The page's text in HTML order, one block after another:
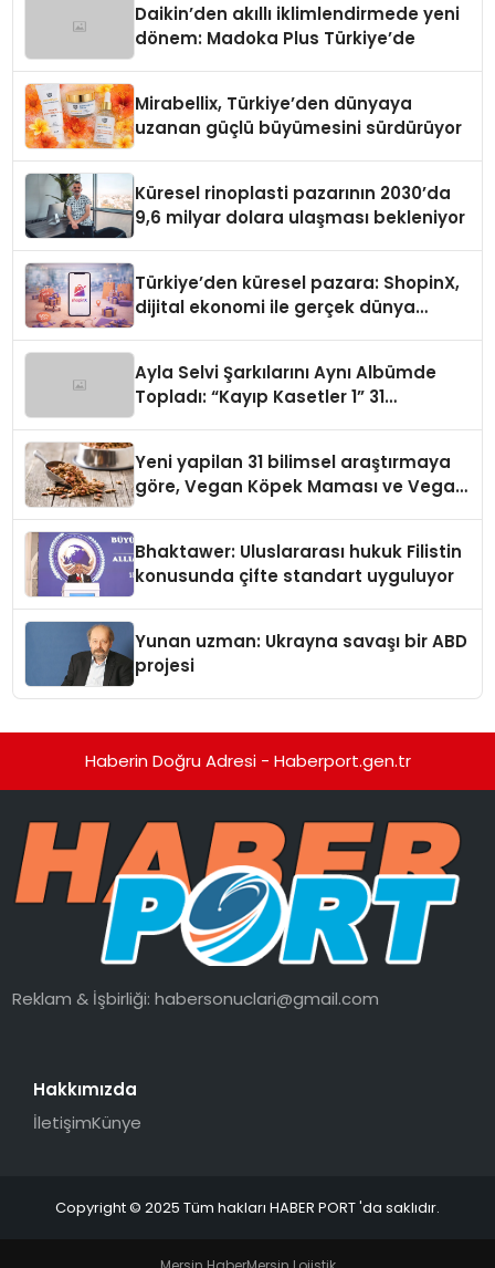
Daikin’den akıllı iklimlendirmede yeni
dönem: Madoka Plus Türkiye’de
Mirabellix, Türkiye’den dünyaya
uzanan güçlü büyümesini sürdürüyor
Küresel rinoplasti pazarının 2030’da
9,6 milyar dolara ulaşması bekleniyor
Türkiye’den küresel pazara: ShopinX,
dijital ekonomi ile gerçek dünya
Ayla Selvi Şarkılarını Aynı Albümde
Topladı: “Kayıp Kasetler 1” 31
Yeni yapilan 31 bilimsel araştırmaya
göre, Vegan Köpek Maması ve Vegan
Bhaktawer: Uluslararası hukuk Filistin
konusunda çifte standart uyguluyor
Yunan uzman: Ukrayna savaşı bir ABD
projesi
Haberin Doğru Adresi - Haberport.gen.tr
Reklam & İşbirliği:habersonuclari@gmail.com
Hakkımızda
İletişimKünye
Copyright © 2025 Tüm hakları HABER PORT 'da saklıdır.